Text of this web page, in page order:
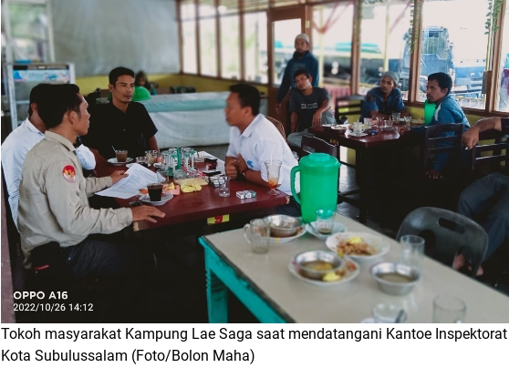
Tokoh masyarakat Kampung Lae Saga saat mendatangani Kantoe Inspektorat
Kota Subulussalam (Foto/Bolon Maha)